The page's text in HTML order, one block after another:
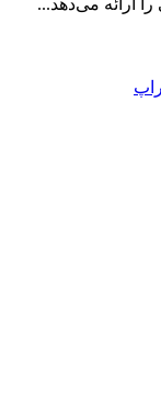
ارائه می‌دهد...